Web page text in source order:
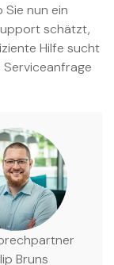
nun ein
schätzt,
Hilfe sucht
Serviceanfrage
Bruns